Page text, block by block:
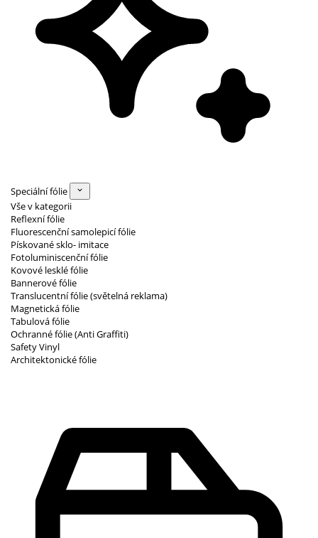
Speciální fólie
Vše v kategorii
Reflexní fólie
Fluorescenční samolepicí fólie
Pískované sklo- imitace
Fotoluminiscenční fólie
Kovové lesklé fólie
Bannerové fólie
Translucentní fólie (světelná reklama)
Magnetická fólie
Tabulová fólie
Ochranné fólie (Anti Graffiti)
Safety Vinyl
Architektonické fólie